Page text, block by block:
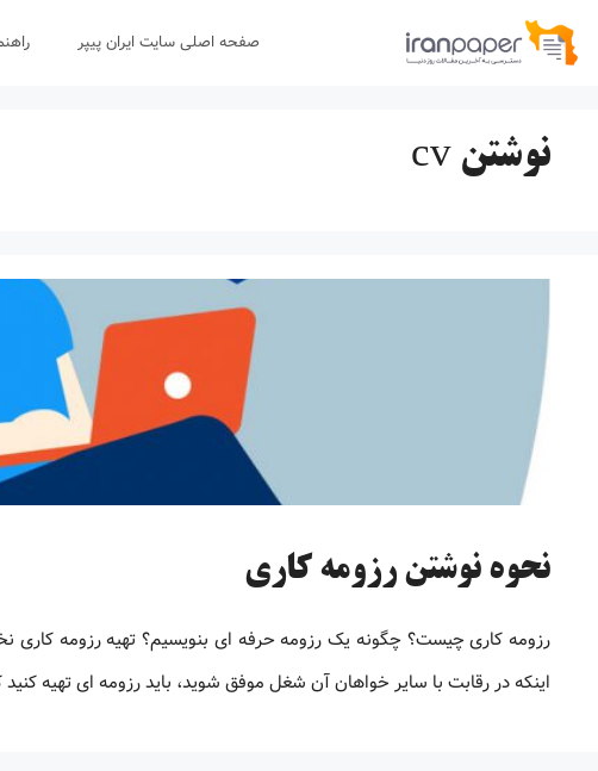
پرش
صفحه اصلی سایت ایران پیپر
نوشتن cv
نحوه نوشتن رزومه کاری
رزومه کاری چیست؟ چگونه یک رزومه حرفه ای بنویسیم؟ تهیه رزومه
اینکه در رقابت با سایر خواهان آن شغل موفق شوید، باید رزومه ‌ای تهیه